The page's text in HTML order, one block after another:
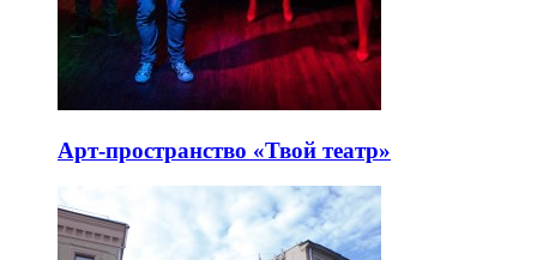
Арт-пространство «Твой театр»